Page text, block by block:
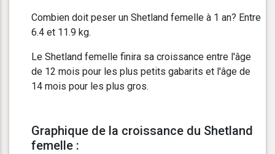
Combien doit peser un Shetland femelle à 1 an? Entre
6.4 et 11.9 kg.
Le Shetland femelle finira sa croissance entre l'âge
de 12 mois pour les plus petits gabarits et l'âge de
14 mois pour les plus gros.
Graphique de la croissance du Shetland
femelle :